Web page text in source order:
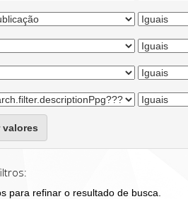
valores
para refinar o resultado de busca.